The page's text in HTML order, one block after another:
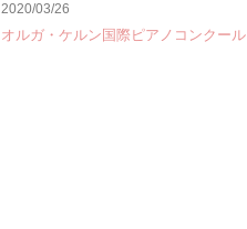
2020/03/26
オルガ・ケルン国際ピアノコンクール